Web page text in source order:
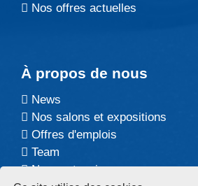
Nos offres actuelles
À propos de nous
News
Nos salons et expositions
Offres d'emplois
Team
Nos partenaires